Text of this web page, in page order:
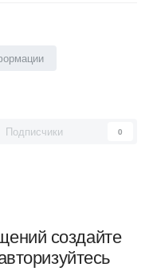
Подписчики 0
создайте